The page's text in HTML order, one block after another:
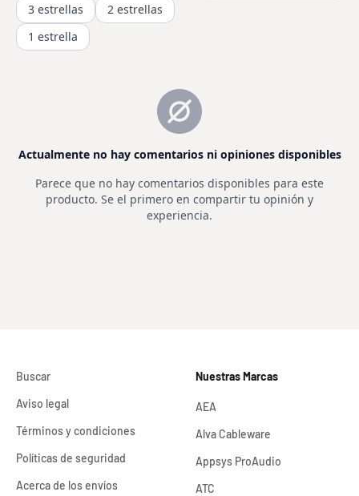
Buscar
Aviso legal
Términos y condiciones
Políticas de seguridad
Acerca de los envíos
Nuestras Marcas
AEA
Alva Cableware
Appsys ProAudio
ATC